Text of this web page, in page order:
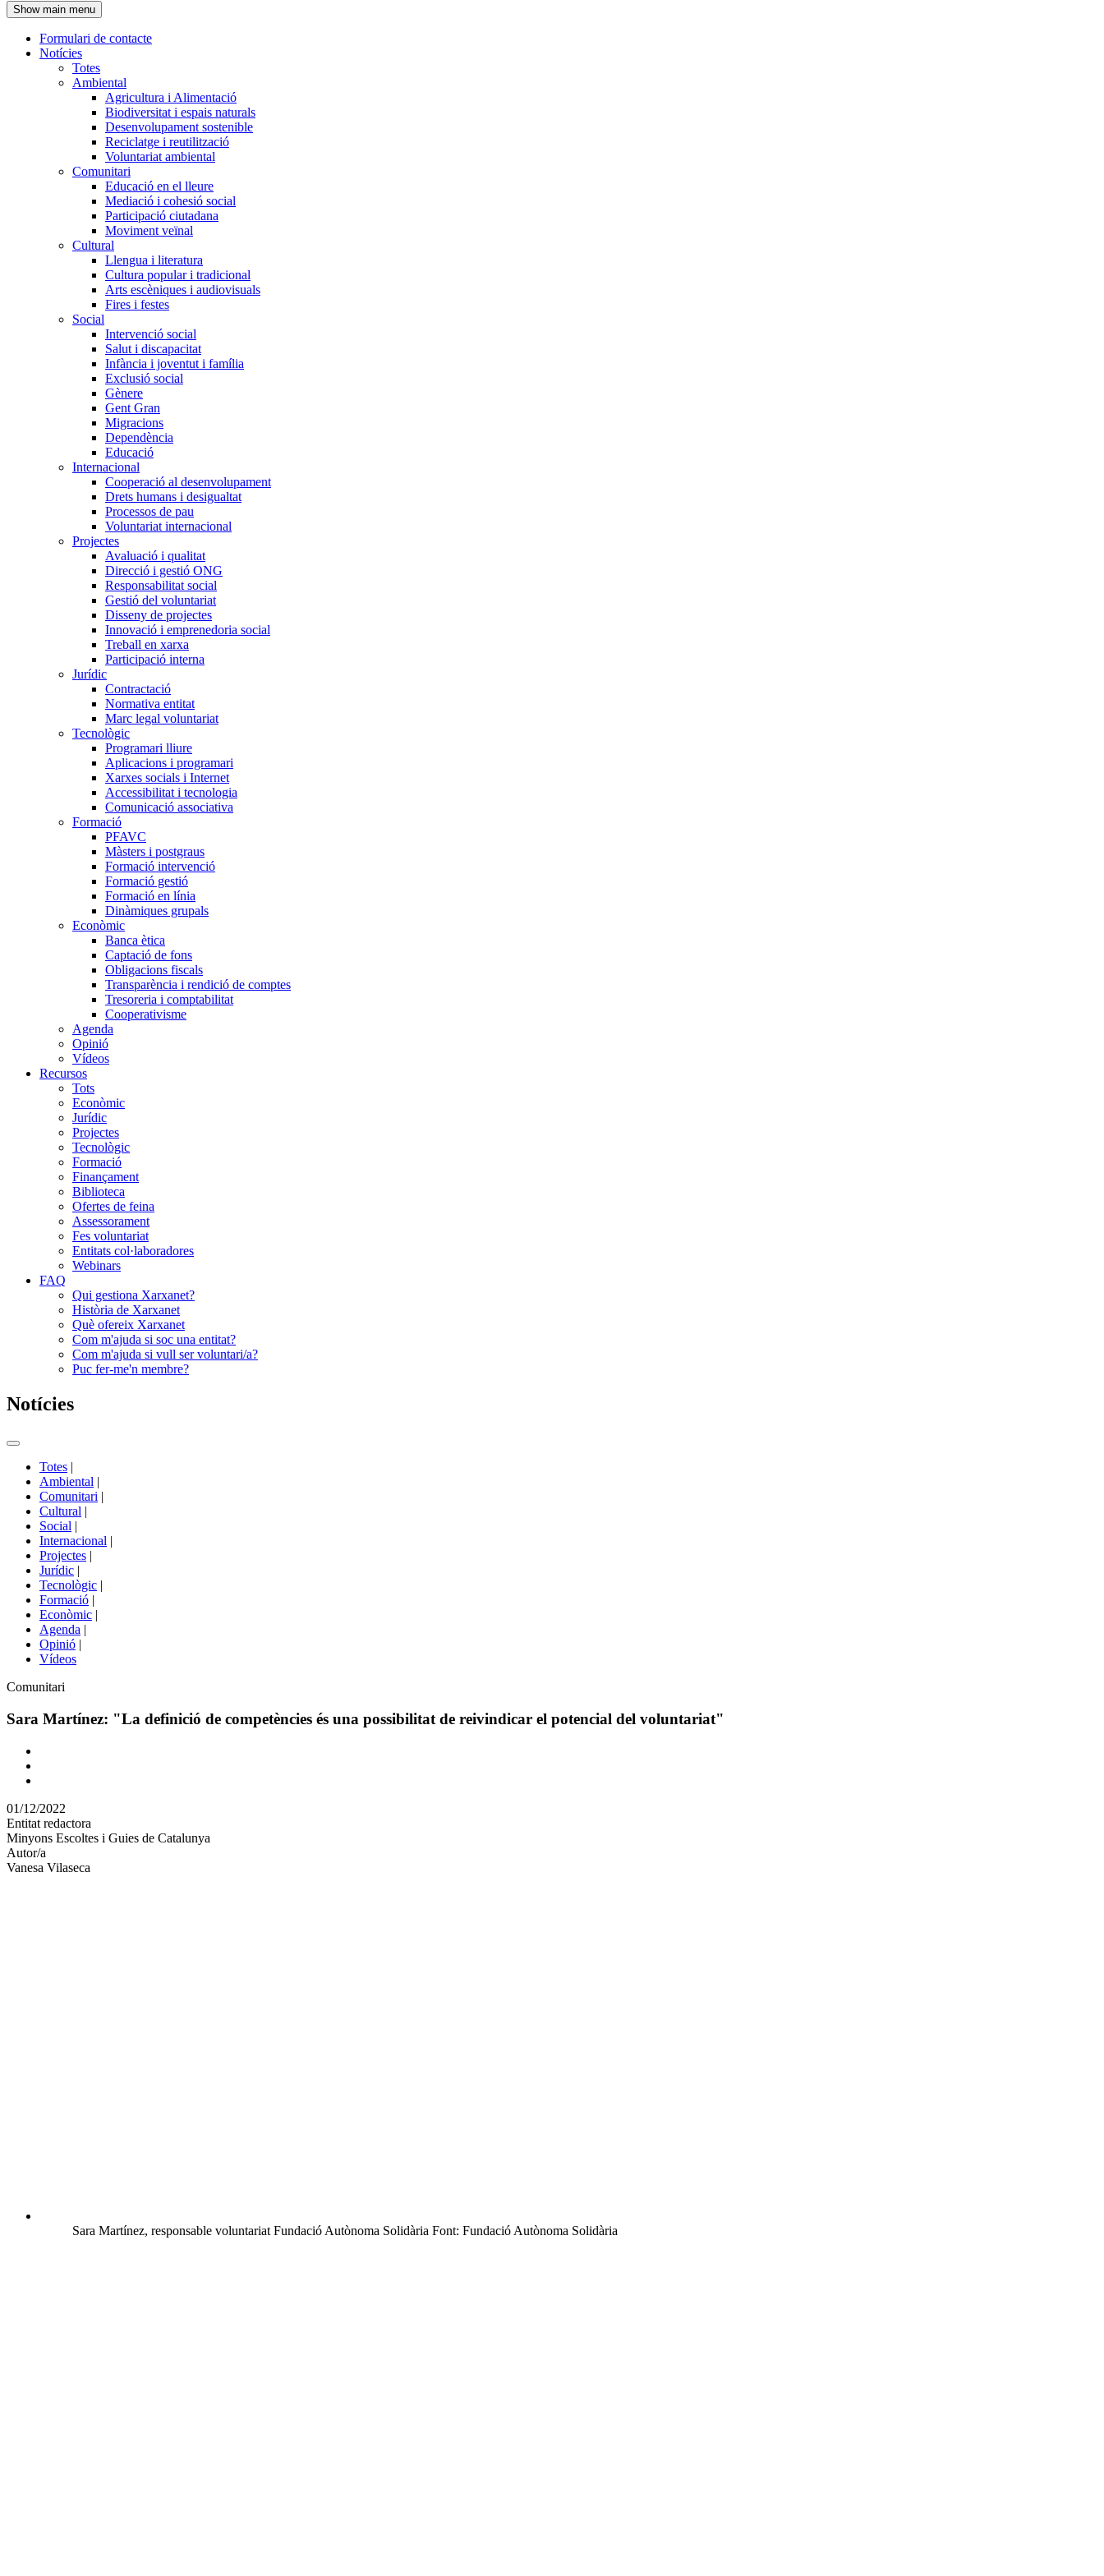
l'encapçalament
Show main menu
Navegació
principal
Formulari de contacte
Notícies
Totes
Ambiental
Agricultura i Alimentació
Biodiversitat i espais naturals
Desenvolupament sostenible
Reciclatge i reutilització
Voluntariat ambiental
Comunitari
Educació en el lleure
Mediació i cohesió social
Participació ciutadana
Moviment veïnal
Cultural
Llengua i literatura
Cultura popular i tradicional
Arts escèniques i audiovisuals
Fires i festes
Social
Intervenció social
Salut i discapacitat
Infància i joventut i família
Exclusió social
Gènere
Gent Gran
Migracions
Dependència
Educació
Internacional
Cooperació al desenvolupament
Drets humans i desigualtat
Processos de pau
Voluntariat internacional
Projectes
Avaluació i qualitat
Direcció i gestió ONG
Responsabilitat social
Gestió del voluntariat
Disseny de projectes
Innovació i emprenedoria social
Treball en xarxa
Participació interna
Jurídic
Contractació
Normativa entitat
Marc legal voluntariat
Tecnològic
Programari lliure
Aplicacions i programari
Xarxes socials i Internet
Accessibilitat i tecnologia
Comunicació associativa
Formació
PFAVC
Màsters i postgraus
Formació intervenció
Formació gestió
Formació en línia
Dinàmiques grupals
Econòmic
Banca ètica
Captació de fons
Obligacions fiscals
Transparència i rendició de comptes
Tresoreria i comptabilitat
Cooperativisme
Agenda
Opinió
Vídeos
Recursos
Tots
Econòmic
Jurídic
Projectes
Tecnològic
Formació
Finançament
Biblioteca
Ofertes de feina
Assessorament
Fes voluntariat
Entitats col·laboradores
Webinars
FAQ
Qui gestiona Xarxanet?
Història de Xarxanet
Què ofereix Xarxanet
Com m'ajuda si soc una entitat?
Com m'ajuda si vull ser voluntari/a?
Puc fer-me'n membre?
Notícies
Commutador
portals
Totes |
Ambiental |
Comunitari |
Cultural |
Social |
Internacional |
Projectes |
Jurídic |
Tecnològic |
Formació |
Econòmic |
Agenda |
Opinió |
Vídeos
Àmbit
la
Comunitari
Sara Martínez: "La definició de competències és una possibilitat de reivindicar el potencial del voluntariat"
Comparteix
altres
xarxes
socials
01/12/2022
Entitat redactora
Minyons Escoltes i Guies de Catalunya
Autor/a
Vanesa Vilaseca
Sara Martínez, responsable voluntariat Fundació Autònoma Solidària Font: Fundació Autònoma Solidària